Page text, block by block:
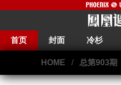
首页 封面 冷杉
HOME / 总第903期